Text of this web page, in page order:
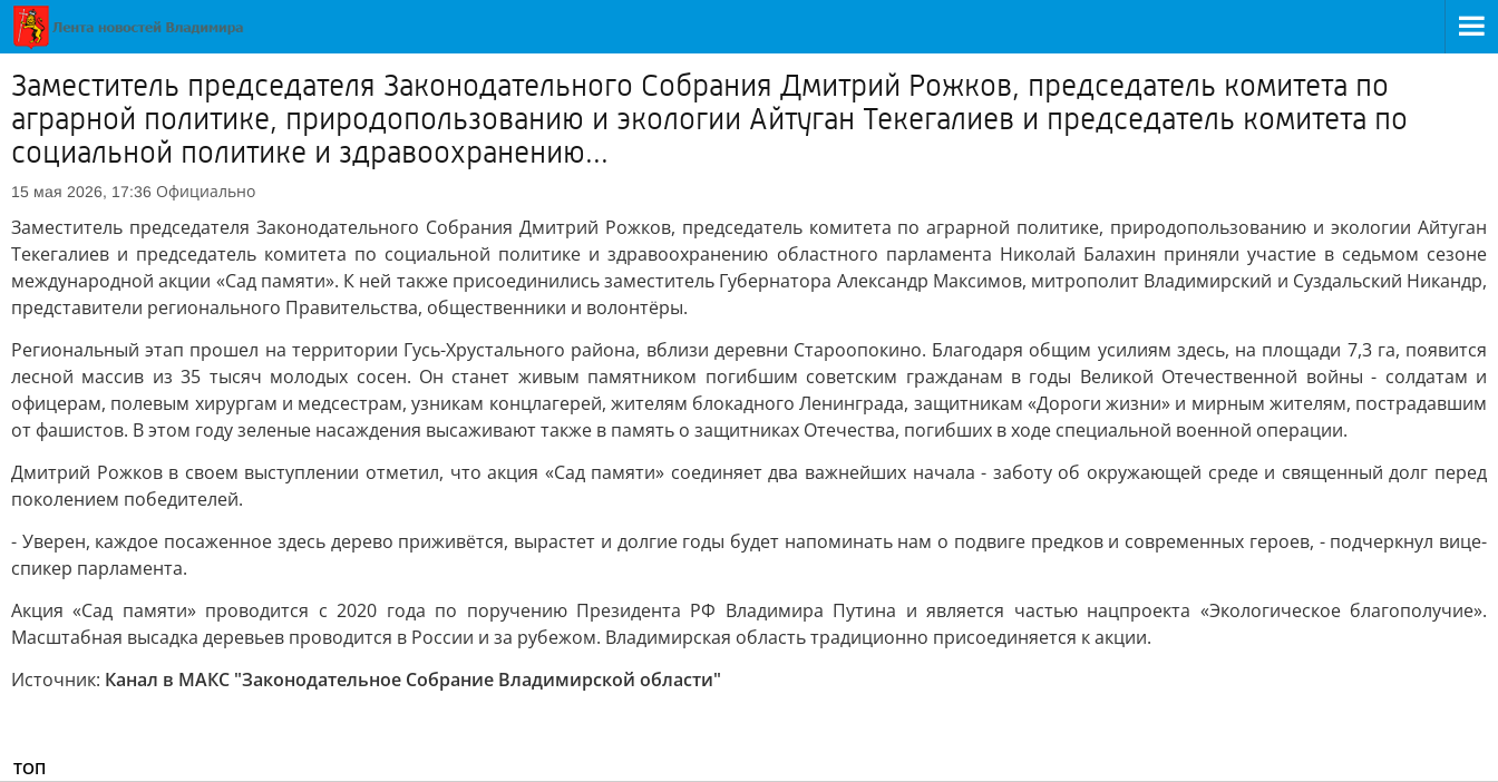
Заместитель председателя Законодательного Собрания Дмитрий Рожков, председатель комитета по
аграрной политике, природопользованию и экологии Айтуган Текегалиев и председатель комитета по
социальной политике и здравоохранению...
15 мая 2026, 17:36 Официально
Заместитель председателя Законодательного Собрания Дмитрий Рожков, председатель комитета по аграрной политике, природопользованию и экологии Айтуган
Текегалиев и председатель комитета по социальной политике и здравоохранению областного парламента Николай Балахин приняли участие в седьмом сезоне
международной акции «Сад памяти». К ней также присоединились заместитель Губернатора Александр Максимов, митрополит Владимирский и Суздальский Никандр,
представители регионального Правительства, общественники и волонтёры.
Региональный этап прошел на территории Гусь-Хрустального района, вблизи деревни Староопокино. Благодаря общим усилиям здесь, на площади 7,3 га, появится
лесной массив из 35 тысяч молодых сосен. Он станет живым памятником погибшим советским гражданам в годы Великой Отечественной войны - солдатам и
офицерам, полевым хирургам и медсестрам, узникам концлагерей, жителям блокадного Ленинграда, защитникам «Дороги жизни» и мирным жителям, пострадавшим
от фашистов. В этом году зеленые насаждения высаживают также в память о защитниках Отечества, погибших в ходе специальной военной операции.
Дмитрий Рожков в своем выступлении отметил, что акция «Сад памяти» соединяет два важнейших начала - заботу об окружающей среде и священный долг перед
поколением победителей.
- Уверен, каждое посаженное здесь дерево приживётся, вырастет и долгие годы будет напоминать нам о подвиге предков и современных героев, - подчеркнул вице-
спикер парламента.
Акция «Сад памяти» проводится с 2020 года по поручению Президента РФ Владимира Путина и является частью нацпроекта «Экологическое благополучие».
Масштабная высадка деревьев проводится в России и за рубежом. Владимирская область традиционно присоединяется к акции.
Источник: Канал в МАКС "Законодательное Собрание Владимирской области"
ТОП